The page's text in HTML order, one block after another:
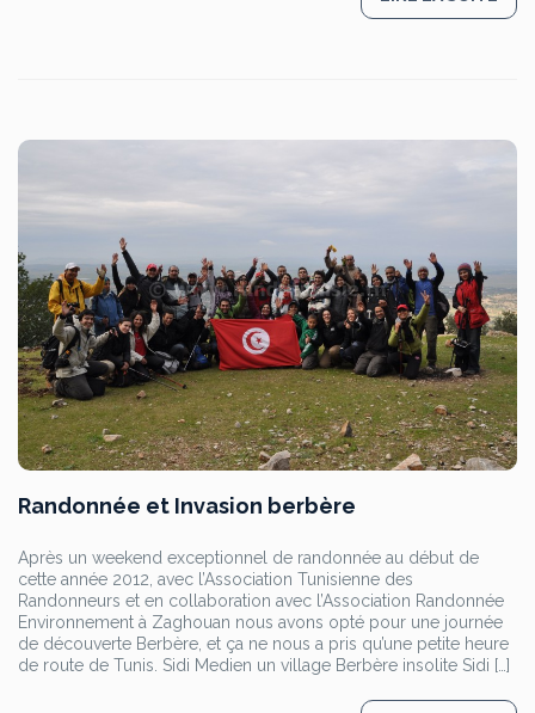
Randonnée et Invasion berbère
Après un weekend exceptionnel de randonnée au début de
cette année 2012, avec l’Association Tunisienne des
Randonneurs et en collaboration avec l’Association Randonnée
Environnement à Zaghouan nous avons opté pour une journée
de découverte Berbère, et ça ne nous a pris qu’une petite heure
de route de Tunis. Sidi Medien un village Berbère insolite Sidi […]